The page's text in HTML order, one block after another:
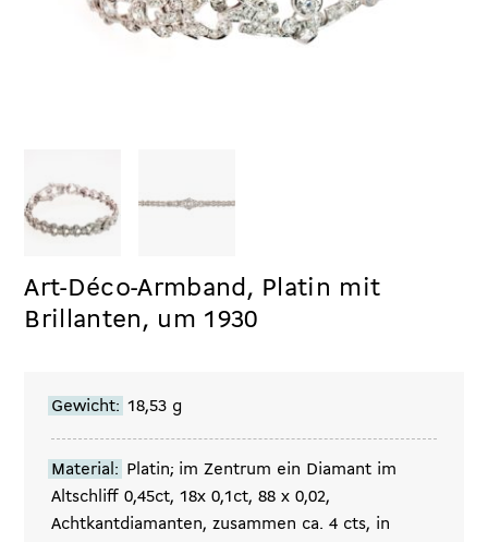
Art-Déco-Armband, Platin mit
Brillanten, um 1930
Gewicht: 18,53 g
Material: Platin; im Zentrum ein Diamant im
Altschliff 0,45ct, 18x 0,1ct, 88 x 0,02,
Achtkantdiamanten, zusammen ca. 4 cts, in